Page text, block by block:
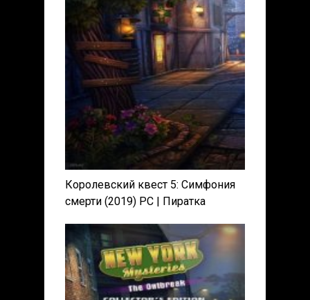
Королевский квест 5: Симфония
смерти (2019) PC | Пиратка